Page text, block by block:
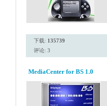
下载: 135739
评论: 3
MediaCenter for BS 1.0